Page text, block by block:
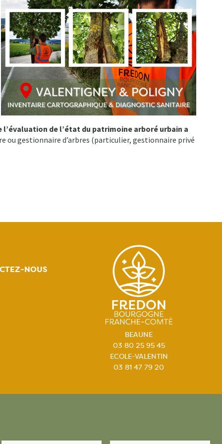
de l’état du patrimoine arboré urbain a
ou gestionnaire d’arbres (particulier, gestionnaire privé
NOUS
BEAUNE
03 80 25 95 45
ECOLE-VALENTIN
03 81 47 79 20